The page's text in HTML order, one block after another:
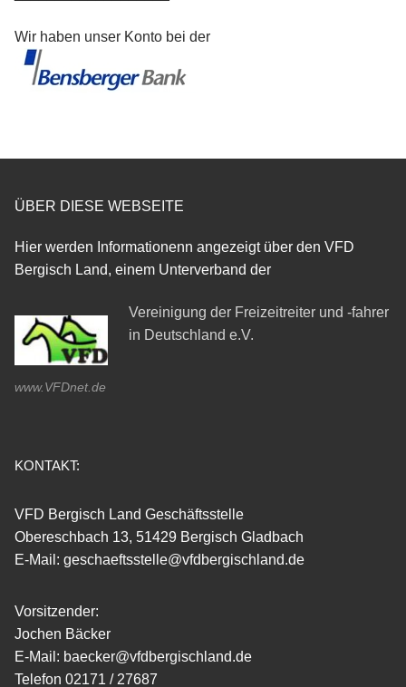
Wir haben unser Konto bei der
ÜBER DIESE WEBSEITE
Hier werden Informationenn angezeigt über den VFD
Bergisch Land, einem Unterverband der
www.VFDnet.de
Vereinigung der Freizeitreiter und -fahrer
in Deutschland e.V.
KONTAKT:
VFD Bergisch Land Geschäftsstelle
Obereschbach 13, 51429 Bergisch Gladbach
E-Mail: geschaeftsstelle@vfdbergischland.de
Vorsitzender:
Jochen Bäcker
E-Mail: baecker@vfdbergischland.de
Telefon 02171 / 27687